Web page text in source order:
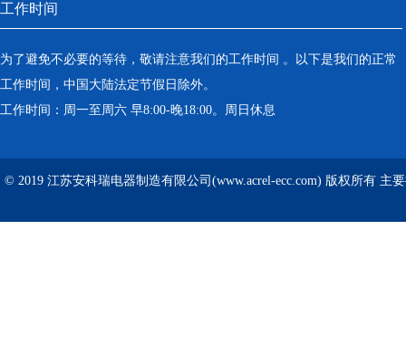
工作时间
为了避免不必要的等待，敬请注意我们的工作时间 。以下是我们的正常
工作时间，中国大陆法定节假日除外。
工作时间：周一至周六 早8:00-晚18:00。周日休息
© 2019 江苏安科瑞电器制造有限公司(www.acrel-ecc.com) 版权所有 主